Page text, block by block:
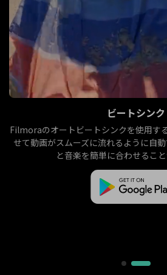
ビートシンク
Filmoraのオートビートシンクを使用す
せて動画がスムーズに流れるように自
と音楽を簡単に合わせること